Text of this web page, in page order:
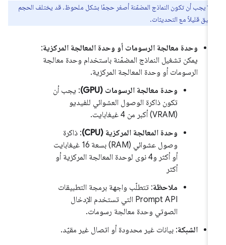
يجب أن تكون النماذج المضمّنة أصغر حجمًا بشكل ملحوظ. قد يختلف الحجم
قليلاً مع التحديثات.
وحدة معالجة الرسومات أو وحدة المعالجة المركزية:
يمكن تشغيل النماذج المضمّنة باستخدام وحدة معالجة
الرسومات أو وحدة المعالجة المركزية.
وحدة معالجة الرسومات (GPU)
: يجب أن
تكون ذاكرة الوصول العشوائي للفيديو
وحدة المعالجة المركزية (CPU)
: ذاكرة
وصول عشوائي (RAM) بسعة 16 غيغابايت
أو أكثر و4 نوى لوحدة المعالجة المركزية أو
ملاحظة: تتطلّب واجهة برمجة التطبيقات
Prompt API التي تستخدم الإدخال
الصوتي وحدة معالجة رسومات.
الشبكة: بيانات غير محدودة أو اتصال غير مقيّد.